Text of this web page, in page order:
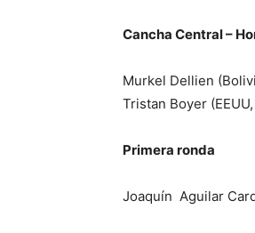
Cancha Central –
Murkel Dellien
Tristan Boyer
Primera ronda
Joaquín Aguilar